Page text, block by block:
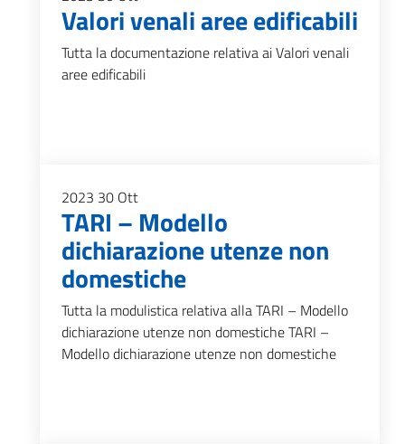
Valori venali aree edificabili
Tutta la documentazione relativa ai Valori venali
aree edificabili
2023 30 Ott
TARI – Modello
dichiarazione utenze non
domestiche
Tutta la modulistica relativa alla TARI – Modello
dichiarazione utenze non domestiche TARI –
Modello dichiarazione utenze non domestiche